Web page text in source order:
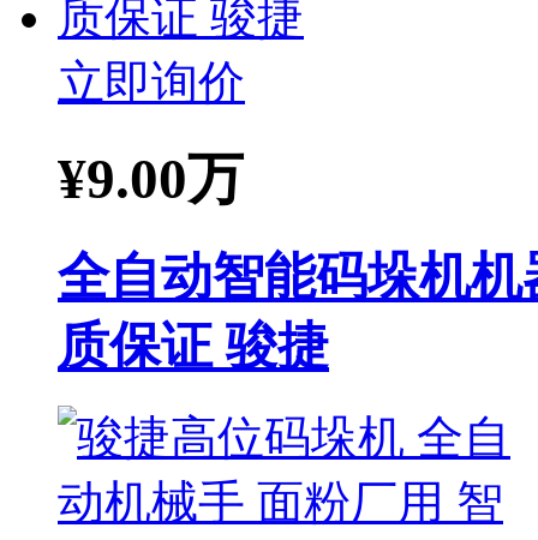
立即询价
¥9.00万
全自动智能码垛机
质保证 骏捷